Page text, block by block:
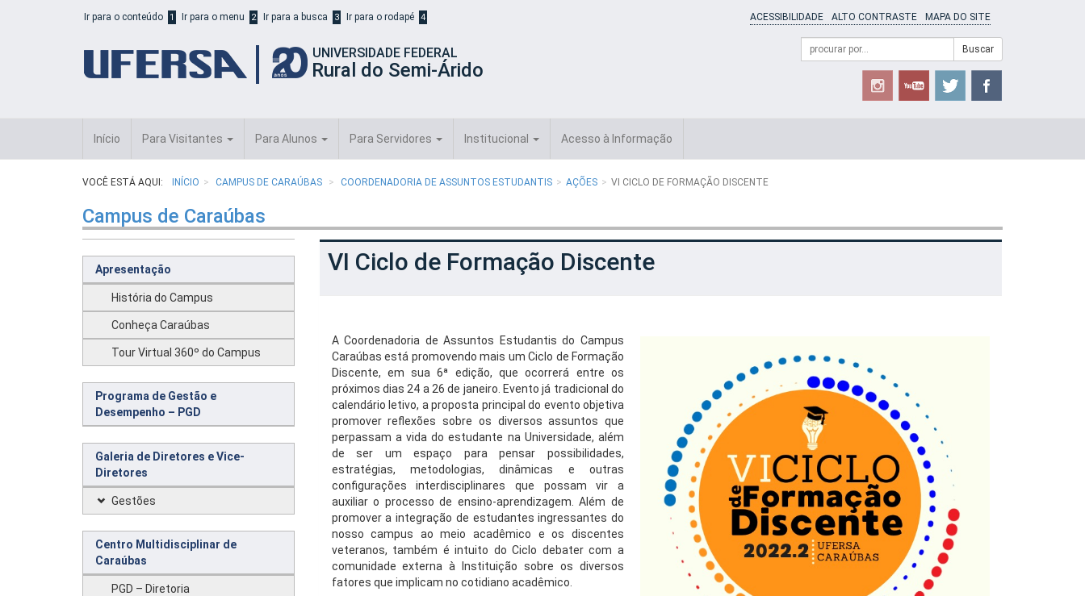
Ir para o conteúdo 1 Ir para o menu 2 Ir para a busca 3 Ir para o rodapé 4 ACESSIBILIDADE ALTO CONTRASTE MAPA DO SITE
UNIVERSIDADE FEDERAL
Rural do Semi-Árido
Formulário
Campo
de
Buscar
Início Para Visitantes Para Alunos Para Servidores Institucional Acesso à Informação
VOCÊ ESTÁ AQUI: INÍCIO CAMPUS DE CARAÚBAS COORDENADORIA DE ASSUNTOS ESTUDANTIS AÇÕES VI CICLO DE FORMAÇÃO DISCENTE
Campus de Caraúbas
Apresentação
História do Campus
Conheça Caraúbas
Tour Virtual 360º do Campus
Programa de Gestão e
Desempenho – PGD
Galeria de Diretores e Vice-
Diretores
Gestões
Centro Multidisciplinar de
Caraúbas
PGD – Diretoria
VI Ciclo de Formação Discente
A Coordenadoria de Assuntos Estudantis do Campus
Caraúbas está promovendo mais um Ciclo de Formação
Discente, em sua 6ª edição, que ocorrerá entre os
próximos dias 24 a 26 de janeiro. Evento já tradicional do
calendário letivo, a proposta principal do evento objetiva
promover reflexões sobre os diversos assuntos que
perpassam a vida do estudante na Universidade, além
de ser um espaço para pensar possibilidades,
estratégias, metodologias, dinâmicas e outras
configurações interdisciplinares que possam vir a
auxiliar o processo de ensino-aprendizagem. Além de
promover a integração de estudantes ingressantes do
nosso campus ao meio acadêmico e os discentes
veteranos, também é intuito do Ciclo debater com a
comunidade externa à Instituição sobre os diversos
fatores que implicam no cotidiano acadêmico.